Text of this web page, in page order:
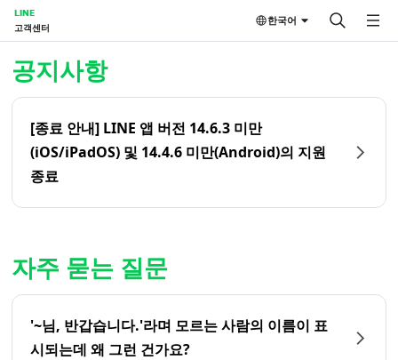
LINE
고객센터
한국어
공지사항
[종료 안내] LINE 앱 버전 14.6.3 미만
(iOS/iPadOS) 및 14.4.6 미만(Android)의 지원
종료
자주 묻는 질문
'~님, 반갑습니다.'라며 모르는 사람의 이름이 표
시되는데 왜 그런 건가요?